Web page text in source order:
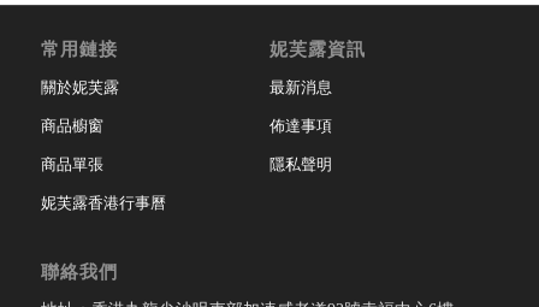
常用鏈接
關於妮芙露
商品櫥窗
商品單張
妮芙露香港行事曆
妮芙露資訊
最新消息
佈達事項
隱私聲明
聯絡我們